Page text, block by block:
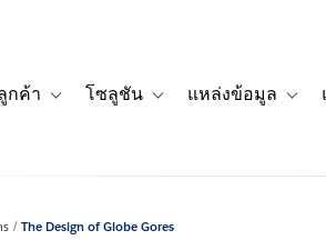
for ผลิตภัณฑ์
กค้า
Toggle sub-navigation for เรื่องราวของลูกค้า
โซลูชัน
Toggle sub-navigation for
แหล่งข้อมูล
The Design of Globe Gores